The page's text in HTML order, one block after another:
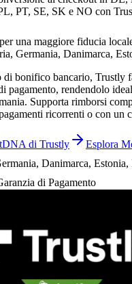
PT, SE, SK e NO con
una maggiore fiducia
Germania, Danimarca,
di bonifico bancario, Trustly
pagamento, rendendolo
Supporta rimborsi
ricorrenti o con un
di Trustly
Esplora
Danimarca, Estonia,
di Pagamento